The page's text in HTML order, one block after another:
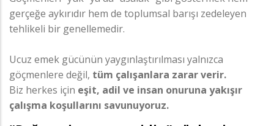
gerçeğe aykırıdır hem de toplumsal barışı zedeleyen
tehlikeli bir genellemedir.
Ucuz emek gücünün yaygınlaştırılması yalnızca
göçmenlere değil, tüm çalışanlara zarar verir.
Biz herkes için eşit, adil ve insan onuruna yakışır
çalışma koşullarını savunuyoruz.